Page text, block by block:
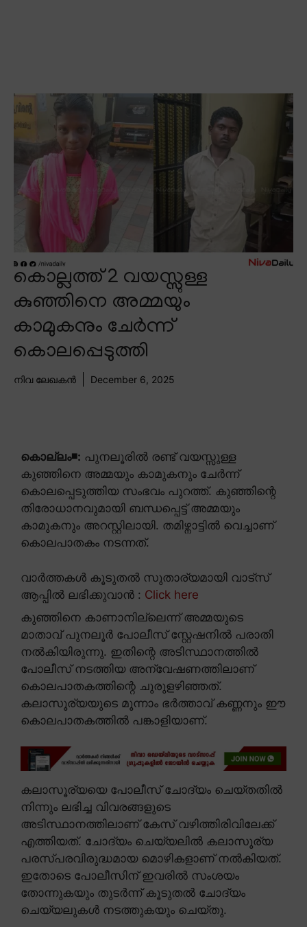
കൊല്ലത്ത് 2 വയസ്സുള്ള
കുഞ്ഞിനെ അമ്മയും
കാമുകനും ചേർന്ന്
കൊലപ്പെടുത്തി
നിവ ലേഖകൻ December 6, 2025
കൊല്ലം◾: പുനലൂരിൽ രണ്ട് വയസ്സുള്ള
കുഞ്ഞിനെ അമ്മയും കാമുകനും ചേർന്ന്
കൊലപ്പെടുത്തിയ സംഭവം പുറത്ത്. കുഞ്ഞിന്റെ
തിരോധാനവുമായി ബന്ധപ്പെട്ട് അമ്മയും
കാമുകനും അറസ്റ്റിലായി. തമിഴ്നാട്ടിൽ വെച്ചാണ്
കൊലപാതകം നടന്നത്.
വാർത്തകൾ കൂടുതൽ സുതാര്യമായി വാട്സ്
ആപ്പിൽ ലഭിക്കുവാൻ : Click here
കുഞ്ഞിനെ കാണാനില്ലെന്ന് അമ്മയുടെ
മാതാവ് പുനലൂർ പോലീസ് സ്റ്റേഷനിൽ പരാതി
നൽകിയിരുന്നു. ഇതിന്റെ അടിസ്ഥാനത്തിൽ
പോലീസ് നടത്തിയ അന്വേഷണത്തിലാണ്
കൊലപാതകത്തിന്റെ ചുരുളഴിഞ്ഞത്.
കലാസൂര്യയുടെ മൂന്നാം ഭർത്താവ് കണ്ണനും ഈ
കൊലപാതകത്തിൽ പങ്കാളിയാണ്.
കലാസൂര്യയെ പോലീസ് ചോദ്യം ചെയ്തതിൽ
നിന്നും ലഭിച്ച വിവരങ്ങളുടെ
അടിസ്ഥാനത്തിലാണ് കേസ് വഴിത്തിരിവിലേക്ക്
എത്തിയത്. ചോദ്യം ചെയ്യലിൽ കലാസൂര്യ
പരസ്പരവിരുദ്ധമായ മൊഴികളാണ് നൽകിയത്.
ഇതോടെ പോലീസിന് ഇവരിൽ സംശയം
തോന്നുകയും തുടർന്ന് കൂടുതൽ ചോദ്യം
ചെയ്യലുകൾ നടത്തുകയും ചെയ്തു.